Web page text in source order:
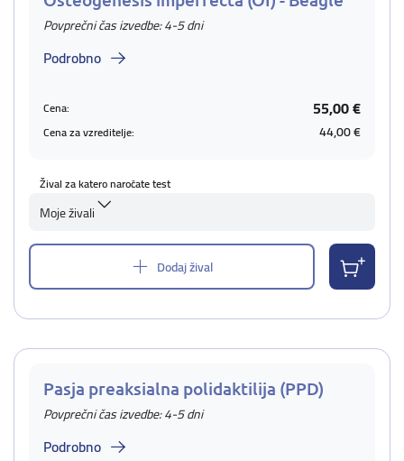
Povprečni čas izvedbe: 4-5 dni
Podrobno
Cena: 55,00 €
Cena za vzreditelje: 44,00 €
Žival za katero naročate test
Moje živali
Dodaj žival
Pasja preaksialna polidaktilija (PPD)
Povprečni čas izvedbe: 4-5 dni
Podrobno